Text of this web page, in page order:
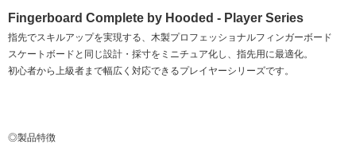
Fingerboard Complete by Hooded - Player Series
指先でスキルアップを実現する、木製プロフェッショナルフィンガーボード
スケートボードと同じ設計・採寸をミニチュア化し、指先用に最適化。
初心者から上級者まで幅広く対応できるプレイヤーシリーズです。
◎製品特徴